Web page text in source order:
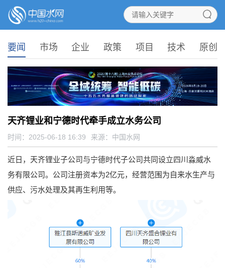
要闻 市场 企业 政策 项目 技术 原创
天齐锂业和宁德时代牵手成立水务公司
时间：2025-06-18 16:39 来源： 中国水网
近日，天齐锂业子公司与宁德时代子公司共同设立四川淼威水
务有限公司。公司注册资本为2亿元，经营范围为自来水生产与
供应、污水处理及其再生利用等。